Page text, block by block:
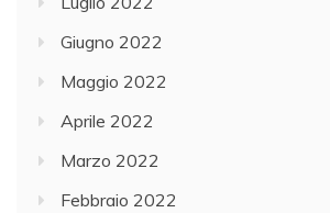
Giugno 2022
Maggio 2022
Aprile 2022
Marzo 2022
Febbraio 2022